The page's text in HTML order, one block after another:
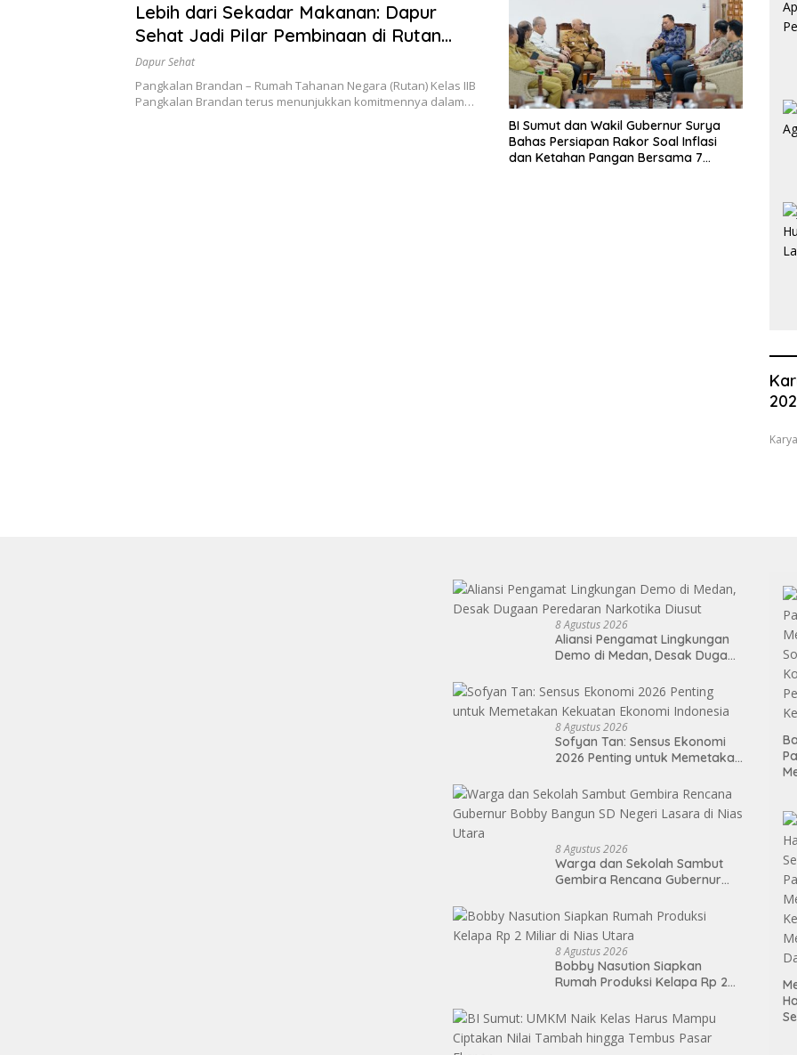
Lebih dari Sekadar Makanan: Dapur
Sehat Jadi Pilar Pembinaan di Rutan
Pangkalan Brandan
Dapur Sehat
Pangkalan Brandan – Rumah Tahanan Negara (Rutan) Kelas IIB
Pangkalan Brandan terus menunjukkan komitmennya dalam…
BI Sumut dan Wakil Gubernur Surya
Bahas Persiapan Rakor Soal Inflasi
dan Ketahan Pangan Bersama 7
8 Agustus 2026
Aliansi Pengamat Lingkungan
Demo di Medan, Desak Dugaan
8 Agustus 2026
Sofyan Tan: Sensus Ekonomi
2026 Penting untuk Memetakan
8 Agustus 2026
Warga dan Sekolah Sambut
Gembira Rencana Gubernur
Lasara di Nias Utara
8 Agustus 2026
Bobby Nasution Siapkan
Rumah Produksi Kelapa Rp 2